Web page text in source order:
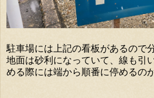
駐車場には上記の看板があるので
地面は砂利になっていて、線も引
める際には端から順番に停めるの